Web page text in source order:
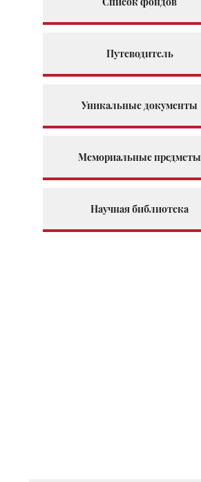
Путеводитель
Уникальные документы
Мемориальные предметы
Научная библиотека